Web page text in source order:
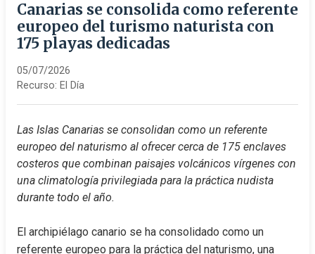
Canarias se consolida como referente
europeo del turismo naturista con
175 playas dedicadas
05/07/2026
Recurso: El Día
Las Islas Canarias se consolidan como un referente
europeo del naturismo al ofrecer cerca de 175 enclaves
costeros que combinan paisajes volcánicos vírgenes con
una climatología privilegiada para la práctica nudista
durante todo el año.
El archipiélago canario se ha consolidado como un
referente europeo para la práctica del naturismo, una